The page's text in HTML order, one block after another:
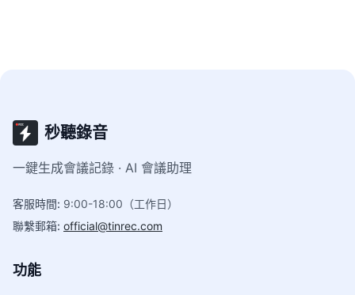
秒聽錄音
一鍵生成會議記錄 · AI 會議助理
客服時間: 9:00-18:00（工作日）
聯繫郵箱: official@tinrec.com
功能